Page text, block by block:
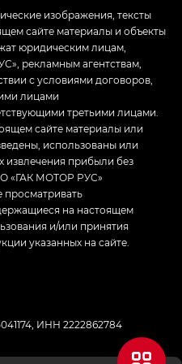
изображения, тексты
сайте материалы и объекты
юридическим лицам,
рекламным агентствам,
с условиями договоров,
лицами
третьими лицами.
сайте материалы или
использованы или
извлечения прибыли без
«ГАК МОТОР РУС»
на настоящем
и/или принятия
указанных на сайте.
ИНН 2222862784